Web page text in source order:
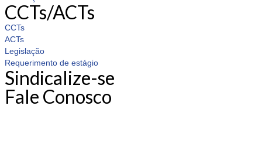
CCTs/ACTs
CCTs
ACTs
Legislação
Requerimento de estágio
Sindicalize-se
Fale Conosco